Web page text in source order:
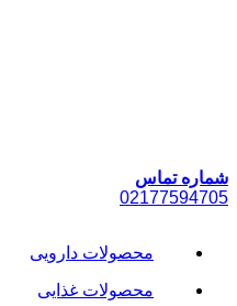
شماره تماس
02177594705
محصولات دارویی
محصولات غذایی